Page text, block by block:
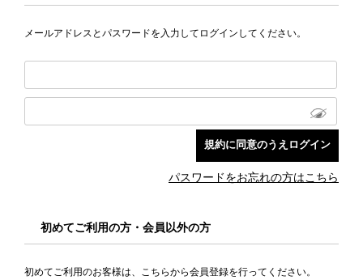
メールアドレスとパスワードを入力してログインしてください。
パスワードをお忘れの方はこちら
初めてご利用の方・会員以外の方
初めてご利用のお客様は、こちらから会員登録を行ってください。